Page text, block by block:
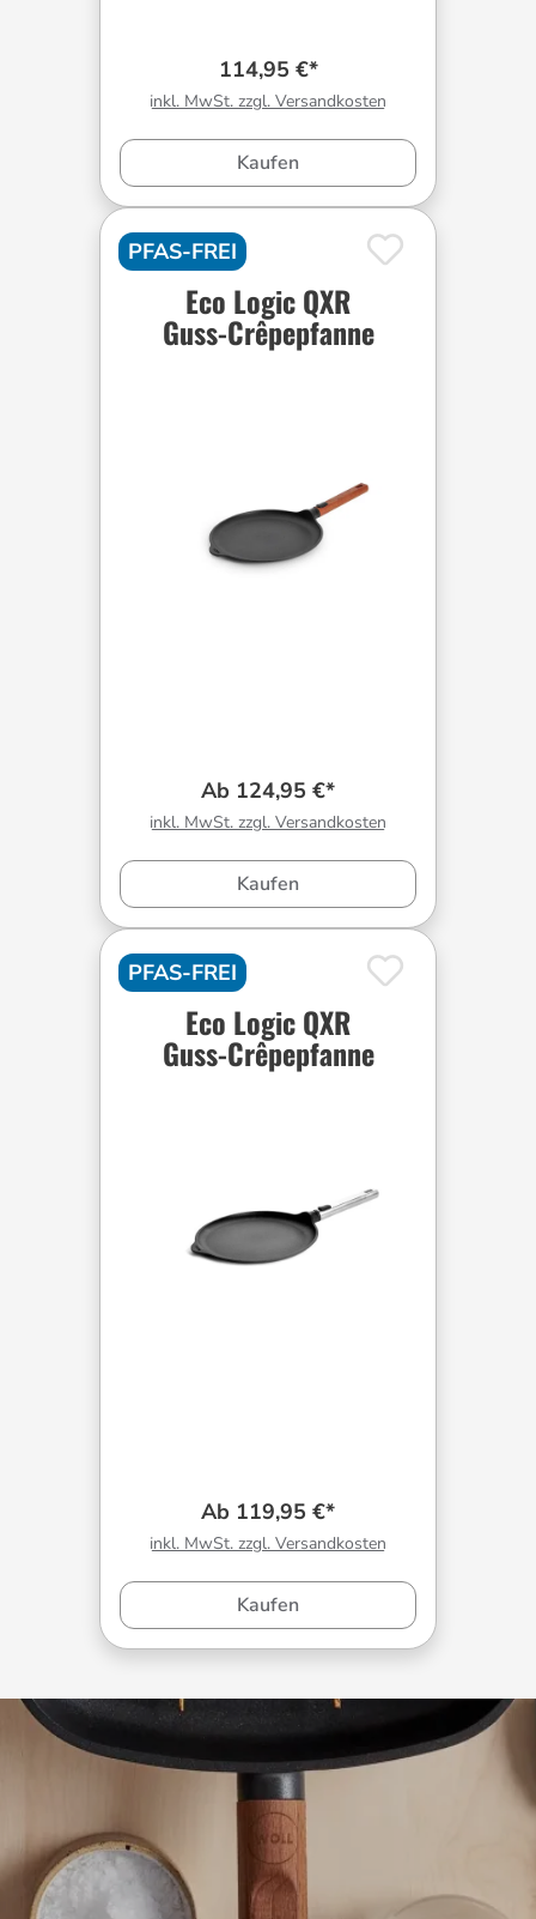
114,95 €*
inkl. MwSt. zzgl. Versandkosten
Kaufen
PFAS-FREI
Eco Logic QXR
Guss-Crêpepfanne
Ab 124,95 €*
inkl. MwSt. zzgl. Versandkosten
Kaufen
PFAS-FREI
Eco Logic QXR
Guss-Crêpepfanne
Ab 119,95 €*
inkl. MwSt. zzgl. Versandkosten
Kaufen